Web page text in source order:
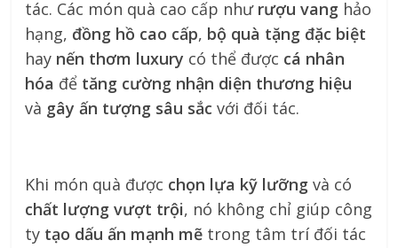
tác. Các món quà cao cấp như rượu vang hảo
hạng, đồng hồ cao cấp, bộ quà tặng đặc biệt
hay nến thơm luxury có thể được cá nhân
hóa để tăng cường nhận diện thương hiệu
và gây ấn tượng sâu sắc với đối tác.
Khi món quà được chọn lựa kỹ lưỡng và có
chất lượng vượt trội, nó không chỉ giúp công
ty tạo dấu ấn mạnh mẽ trong tâm trí đối tác